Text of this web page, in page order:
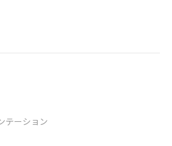
テーション